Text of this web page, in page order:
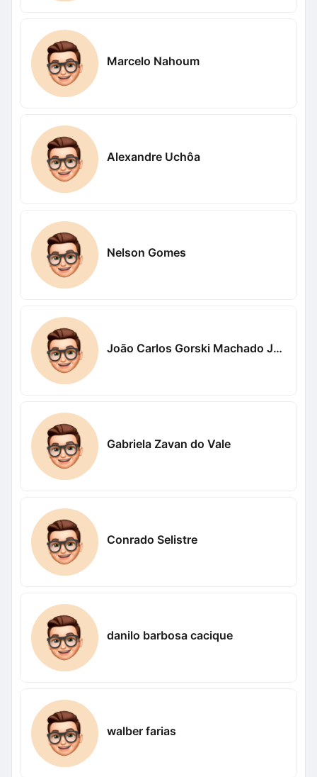
Marcelo Nahoum
Alexandre Uchôa
Nelson Gomes
João Carlos Gorski Machado Junior
Gabriela Zavan do Vale
Conrado Selistre
danilo barbosa cacique
walber farias